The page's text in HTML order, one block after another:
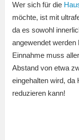
Wer sich für die
möchte, ist mit
da es sowohl
angewendet werden
Einnahme muss
Abstand von etwa
eingehalten wird, da
reduzieren kann!